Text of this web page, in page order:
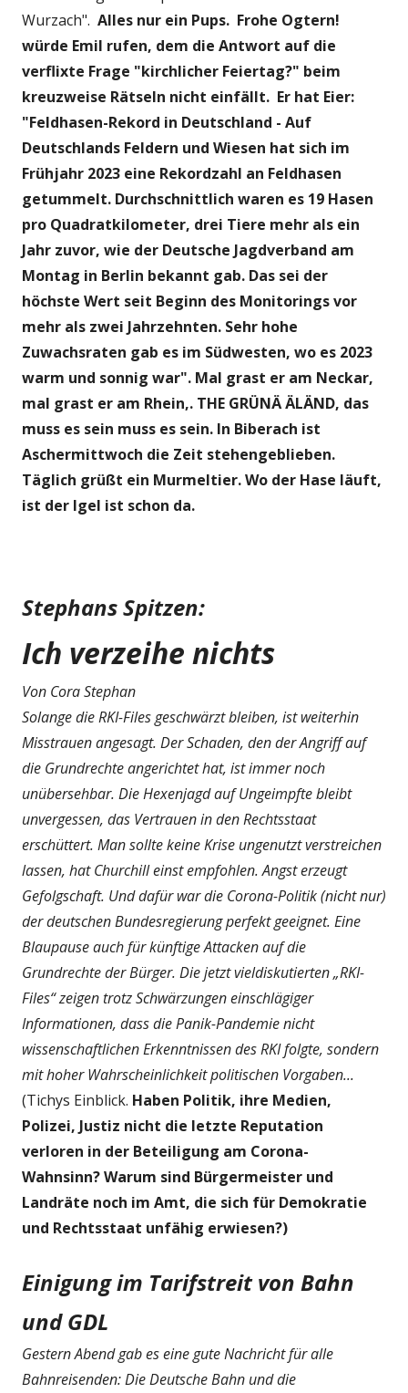
Wurzach". Alles nur ein Pups. Frohe Ogtern!
würde Emil rufen, dem die Antwort auf die
verflixte Frage "kirchlicher Feiertag?" beim
kreuzweise Rätseln nicht einfällt. Er hat Eier:
"Feldhasen-Rekord in Deutschland - Auf
Deutschlands Feldern und Wiesen hat sich im
Frühjahr 2023 eine Rekordzahl an Feldhasen
getummelt. Durchschnittlich waren es 19 Hasen
pro Quadratkilometer, drei Tiere mehr als ein
Jahr zuvor, wie der Deutsche Jagdverband am
Montag in Berlin bekannt gab. Das sei der
höchste Wert seit Beginn des Monitorings vor
mehr als zwei Jahrzehnten. Sehr hohe
Zuwachsraten gab es im Südwesten, wo es 2023
warm und sonnig war". Mal grast er am Neckar,
mal grast er am Rhein,. THE GRÜNÄ ÄLÄND, das
muss es sein muss es sein. In Biberach ist
Aschermittwoch die Zeit stehengeblieben.
Täglich grüßt ein Murmeltier. Wo der Hase läuft,
ist der Igel ist schon da.
Stephans Spitzen:
Ich verzeihe nichts
Von Cora Stephan
Solange die RKI-Files geschwärzt bleiben, ist weiterhin
Misstrauen angesagt. Der Schaden, den der Angriff auf
die Grundrechte angerichtet hat, ist immer noch
unübersehbar. Die Hexenjagd auf Ungeimpfte bleibt
unvergessen, das Vertrauen in den Rechtsstaat
erschüttert. Man sollte keine Krise ungenutzt verstreichen
lassen, hat Churchill einst empfohlen. Angst erzeugt
Gefolgschaft. Und dafür war die Corona-Politik (nicht nur)
der deutschen Bundesregierung perfekt geeignet. Eine
Blaupause auch für künftige Attacken auf die
Grundrechte der Bürger. Die jetzt vieldiskutierten „RKI-
Files“ zeigen trotz Schwärzungen einschlägiger
Informationen, dass die Panik-Pandemie nicht
wissenschaftlichen Erkenntnissen des RKI folgte, sondern
mit hoher Wahrscheinlichkeit politischen Vorgaben...
(Tichys Einblick. Haben Politik, ihre Medien,
Polizei, Justiz nicht die letzte Reputation
verloren in der Beteiligung am Corona-
Wahnsinn? Warum sind Bürgermeister und
Landräte noch im Amt, die sich für Demokratie
und Rechtsstaat unfähig erwiesen?)
Einigung im Tarifstreit von Bahn
und GDL
Gestern Abend gab es eine gute Nachricht für alle
Bahnreisenden: Die Deutsche Bahn und die